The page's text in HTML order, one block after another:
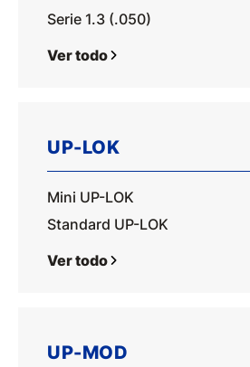
Serie 1.3 (.050)
Ver todo
UP-LOK
Mini UP-LOK
Standard UP-LOK
Ver todo
UP-MOD